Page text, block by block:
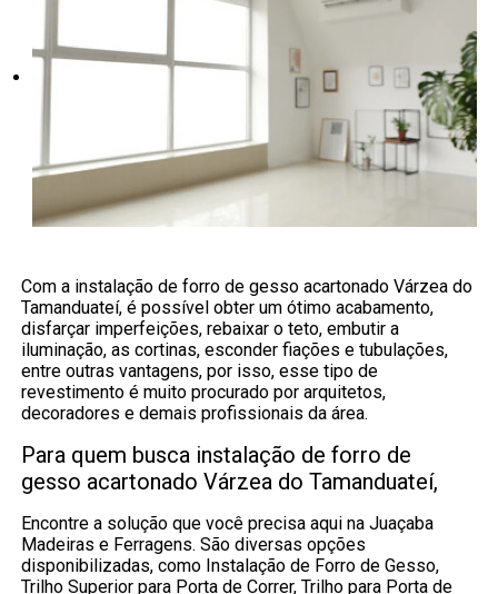
Com a instalação de forro de gesso acartonado Várzea do
Tamanduateí, é possível obter um ótimo acabamento,
disfarçar imperfeições, rebaixar o teto, embutir a
iluminação, as cortinas, esconder fiações e tubulações,
entre outras vantagens, por isso, esse tipo de
revestimento é muito procurado por arquitetos,
decoradores e demais profissionais da área.
Para quem busca instalação de forro de
gesso acartonado Várzea do Tamanduateí,
Encontre a solução que você precisa aqui na Juaçaba
Madeiras e Ferragens. São diversas opções
disponibilizadas, como Instalação de Forro de Gesso,
Trilho Superior para Porta de Correr, Trilho para Porta de